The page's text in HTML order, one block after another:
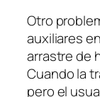
Otro
auxiliares
arrastre de
Cuando la
pero el